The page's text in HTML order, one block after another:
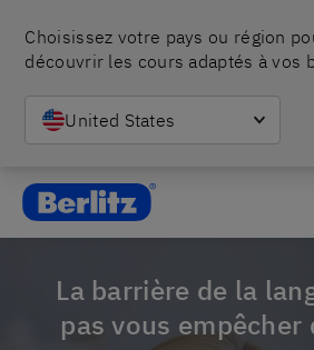
Choisissez votre pays ou région
découvrir les cours adaptés à vos
United States
Berlitz CH
La barrière de la langue ne doit
pas vous empêcher